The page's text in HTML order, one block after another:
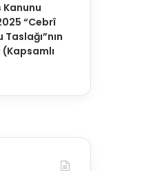
Kanunu
“Cebrî